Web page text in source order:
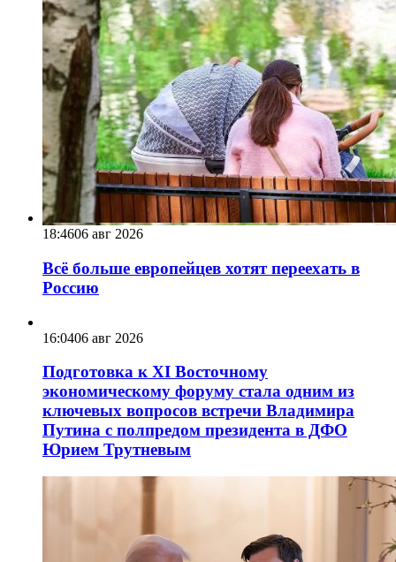
18:4606 авг 2026
Всё больше европейцев хотят переехать в
Россию
16:0406 авг 2026
Подготовка к XI Восточному
экономическому форуму стала одним из
ключевых вопросов встречи Владимира
Путина с полпредом президента в ДФО
Юрием Трутневым